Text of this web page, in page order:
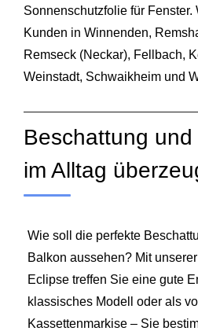
Sonnenschutzfolie für Fenster.
Kunden in Winnenden,
Remseck (Neckar), Fellbach,
Weinstadt, Schwaikheim und
Beschattung
im Alltag
Wie soll die perfekte
Balkon aussehen? Mit
Eclipse treffen Sie eine gute
klassisches Modell oder als
Kassettenmarkise – Sie